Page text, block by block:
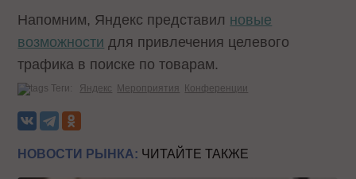
Напомним, Яндекс представил новые
возможности для привлечения целевого
трафика в поиске по товарам.
Теги: Яндекс Мероприятия Конференции
НОВОСТИ РЫНКА: ЧИТАЙТЕ ТАКЖЕ